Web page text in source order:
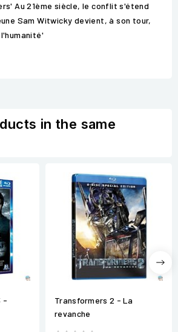
Au 21ème siècle, le conflit s'étend
Sam Witwicky devient, à son tour,
in the same
-
Transformers 2 - La
revanche